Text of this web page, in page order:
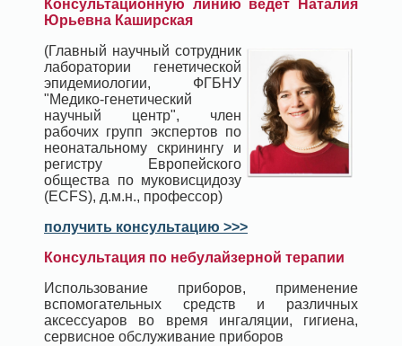
Консультационную линию ведет Наталия
Юрьевна Каширская
(Главный научный сотрудник
лаборатории генетической
эпидемиологии, ФГБНУ
"Медико-генетический
научный центр", член
рабочих групп экспертов по
неонатальному скринингу и
регистру Европейского
общества по муковисцидозу
(ECFS), д.м.н., профессор)
получить консультацию >>>
Консультация по небулайзерной терапии
Использование приборов, применение
вспомогательных средств и различных
аксессуаров во время ингаляции, гигиена,
сервисное обслуживание приборов